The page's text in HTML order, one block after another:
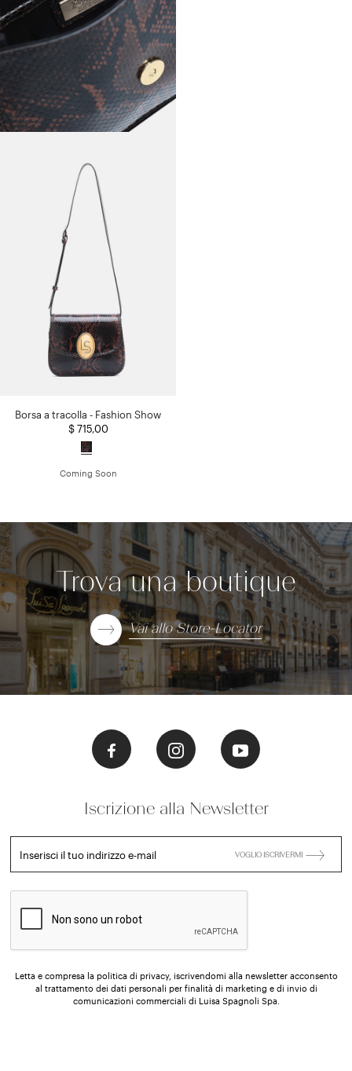
Borsa a tracolla - Fashion Show
$ 715,00
Coming Soon
Trova una boutique
Vai allo Store-Locator
Iscrizione alla Newsletter
Inserisci il tuo indirizzo e-mail VOGLIO ISCRIVERMI
Letta e compresa la politica di privacy, iscrivendomi alla newsletter acconsento
al trattamento dei dati personali per finalità di marketing e di invio di
comunicazioni commerciali di Luisa Spagnoli Spa.